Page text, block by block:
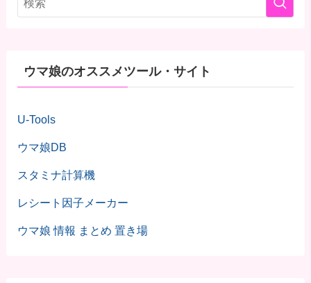
ウマ娘のオススメツール・サイト
U-Tools
ウマ娘DB
スタミナ計算機
レシート因子メーカー
ウマ娘 情報 まとめ 置き場